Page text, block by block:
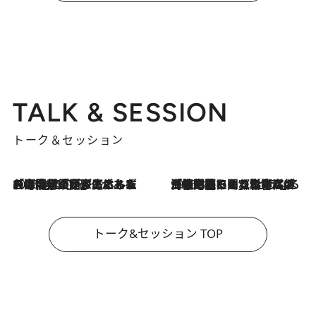
TALK & SESSION
トーク＆セッション
2026.8.3
「今後値上げがあるとすれば…」「リスクがあるのは今年の冬」エネルギー専門家が語る、ホルムズ海峡封鎖が家庭にもたらす“ある心配” 2026.8.3
「住宅建てられない…」「サーチャージ料の高値が続いている」ホルムズ海峡封鎖による影響はいつまで続く？《エネルギー専門家に聞く“どうなる日本の暮らし”》
トーク&セッション TOP